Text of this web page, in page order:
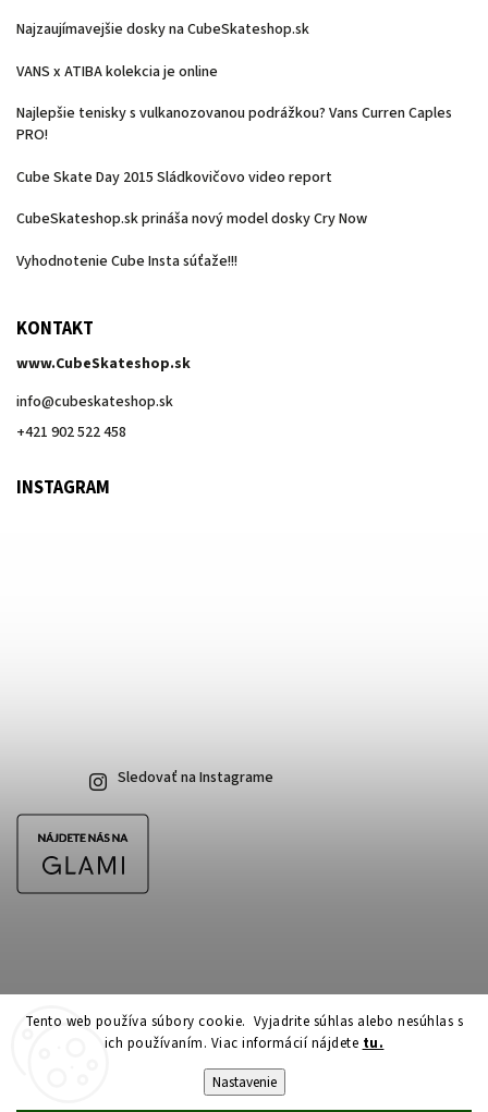
Tento web používa súbory cookie. Vyjadrite súhlas alebo nesúhlas s
ich používaním. Viac informácií nájdete tu.
Nastavenie
Najzaujímavejšie dosky na CubeSkateshop.sk
VANS x ATIBA kolekcia je online
Najlepšie tenisky s vulkanozovanou podrážkou? Vans Curren Caples
PRO!
Cube Skate Day 2015 Sládkovičovo video report
CubeSkateshop.sk prináša nový model dosky Cry Now
Vyhodnotenie Cube Insta súťaže!!!
KONTAKT
www.CubeSkateshop.sk
info@cubeskateshop.sk
+421 902 522 458
INSTAGRAM
Sledovať na Instagrame
Copyright 2026CubeSkateshop.sk. Všetky práva vyhradené.
Upraviť nastavenie cookies
Shoptet| Design